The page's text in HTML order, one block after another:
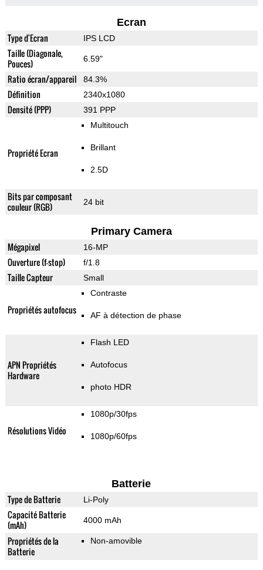
Ecran
Type d'Ecran IPS LCD
Taille (Diagonale,
Pouces)
6.59"
Ratio écran/appareil 84.3%
Définition 2340x1080
Densité (PPP) 391 PPP
Propriété Ecran
Multitouch
Brillant
2.5D
Bits par composant
couleur (RGB)
24 bit
Primary Camera
Mégapixel 16-MP
Ouverture (f-stop) f/1.8
Taille Capteur Small
Propriétés autofocus
Contraste
AF à détection de phase
APN Propriétés
Hardware
Flash LED
Autofocus
photo HDR
Résolutions Vidéo
1080p/30fps
1080p/60fps
Batterie
Type de Batterie Li-Poly
Capacité Batterie
(mAh)
4000 mAh
Propriétés de la
Batterie
Non-amovible